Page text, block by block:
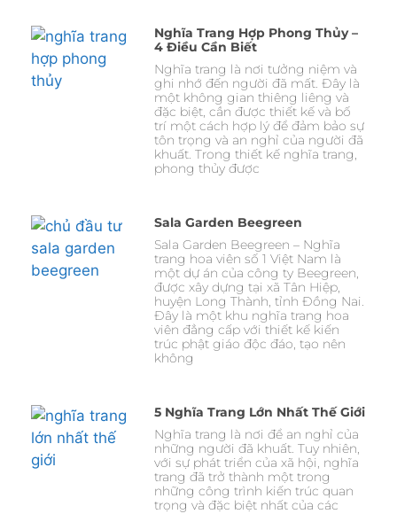
Nghĩa Trang Hợp Phong Thủy –
4 Điều Cần Biết
Nghĩa trang là nơi tưởng niệm và
ghi nhớ đến người đã mất. Đây là
một không gian thiêng liêng và
đặc biệt, cần được thiết kế và bố
trí một cách hợp lý để đảm bảo sự
tôn trọng và an nghỉ của người đã
khuất. Trong thiết kế nghĩa trang,
phong thủy được
Sala Garden Beegreen
Sala Garden Beegreen – Nghĩa
trang hoa viên số 1 Việt Nam là
một dự án của công ty Beegreen,
được xây dựng tại xã Tân Hiệp,
huyện Long Thành, tỉnh Đồng Nai.
Đây là một khu nghĩa trang hoa
viên đẳng cấp với thiết kế kiến
trúc phật giáo độc đáo, tạo nên
không
5 Nghĩa Trang Lớn Nhất Thế Giới
Nghĩa trang là nơi để an nghỉ của
những người đã khuất. Tuy nhiên,
với sự phát triển của xã hội, nghĩa
trang đã trở thành một trong
những công trình kiến trúc quan
trọng và đặc biệt nhất của các